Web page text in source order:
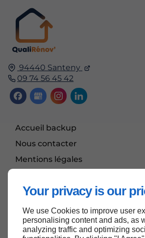
Your privacy is our
We use Cookies to improve user
personalising content and ads, as
analyzing traffic and optimizing
94440 Santeny
09 74 56 45 42
Accueil backup
Nous contacter
Mentions légales
Haut de page